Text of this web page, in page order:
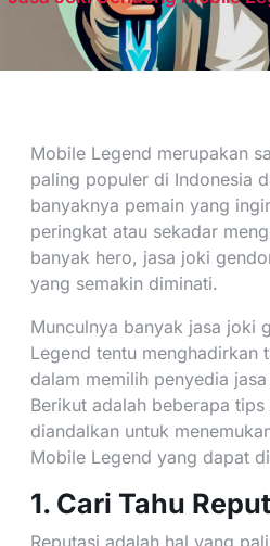
Mobile Legend merupakan
paling populer di Indonesia
banyaknya pemain yang
peringkat atau sekadar
banyak hero, jasa joki
yang semakin diminati.
Munculnya banyak jasa joki
Legend tentu menghadirkan
dalam memilih penyedia
Berikut adalah beberapa
diandalkan untuk
Mobile Legend yang dapat
1. Cari Tahu
Reputasi adalah hal yang